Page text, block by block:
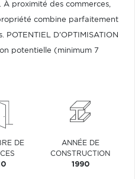
proximité des commerces,
combine parfaitement
D'OPTIMISATION
potentielle (minimum 7
DE
ANNÉE DE
CONSTRUCTION
1990